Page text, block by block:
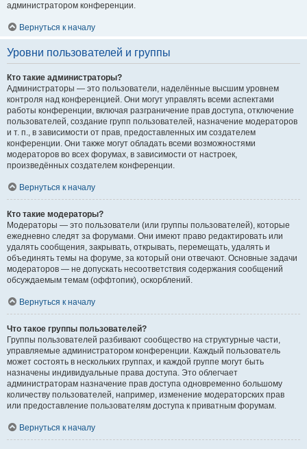
администратором конференции.
Вернуться к началу
Уровни пользователей и группы
Кто такие администраторы?
Администраторы — это пользователи, наделённые высшим уровнем
контроля над конференцией. Они могут управлять всеми аспектами
работы конференции, включая разграничение прав доступа, отключение
пользователей, создание групп пользователей, назначение модераторов
и т. п., в зависимости от прав, предоставленных им создателем
конференции. Они также могут обладать всеми возможностями
модераторов во всех форумах, в зависимости от настроек,
произведённых создателем конференции.
Вернуться к началу
Кто такие модераторы?
Модераторы — это пользователи (или группы пользователей), которые
ежедневно следят за форумами. Они имеют право редактировать или
удалять сообщения, закрывать, открывать, перемещать, удалять и
объединять темы на форуме, за который они отвечают. Основные задачи
модераторов — не допускать несоответствия содержания сообщений
обсуждаемым темам (оффтопик), оскорблений.
Вернуться к началу
Что такое группы пользователей?
Группы пользователей разбивают сообщество на структурные части,
управляемые администратором конференции. Каждый пользователь
может состоять в нескольких группах, и каждой группе могут быть
назначены индивидуальные права доступа. Это облегчает
администраторам назначение прав доступа одновременно большому
количеству пользователей, например, изменение модераторских прав
или предоставление пользователям доступа к приватным форумам.
Вернуться к началу